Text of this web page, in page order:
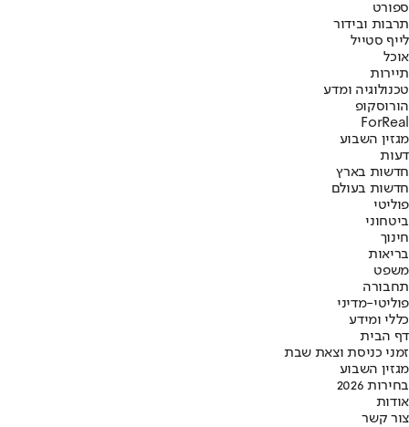
ספורט
תרבות ובידור
לייף סטייל
אוכל
תיירות
טכנולוגיה ומדע
הורוסקופ
ForReal
מגזין השבוע
דעות
חדשות בארץ
חדשות בעולם
פוליטי
ביטחוני
חינוך
בריאות
משפט
תחבורה
פוליטי-מדיני
כללי ומידע
דף הבית
זמני כניסת וצאת שבת
מגזין השבוע
בחירות 2026
אודות
צור קשר